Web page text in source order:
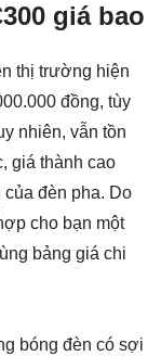
giá bao
thị trường hiện
đồng, tùy
nhiên, vẫn tồn
giá thành cao
đèn pha. Do
cho bạn một
bảng giá chi
bóng đèn có sợi